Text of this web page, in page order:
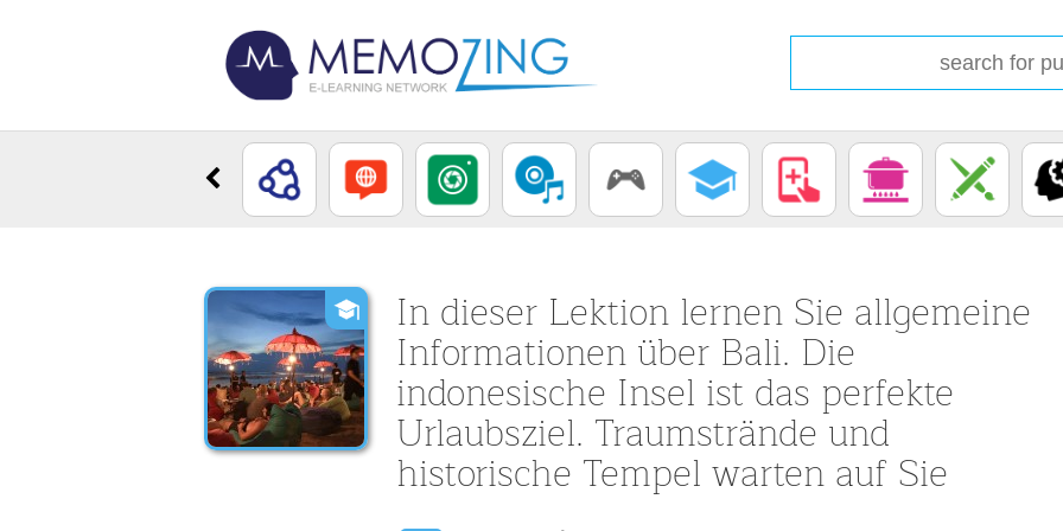
In dieser Lektion lernen Sie allgemeine
Informationen über Bali. Die
indonesische Insel ist das perfekte
Urlaubsziel. Traumstrände und
historische Tempel warten auf Sie